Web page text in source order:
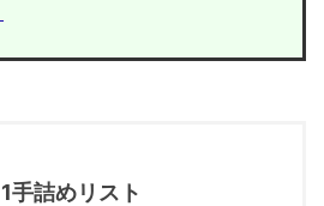
1手詰めリスト